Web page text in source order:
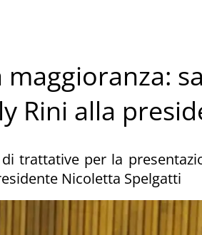
maggioranza:
Rini alla
trattative per la
Nicoletta Spelgatti